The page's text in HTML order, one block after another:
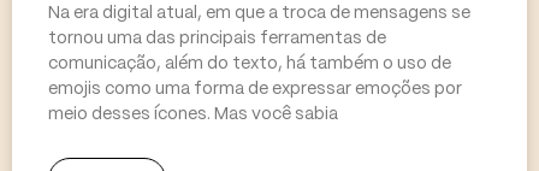
Na era digital atual, em que a troca de mensagens se
tornou uma das principais ferramentas de
comunicação, além do texto, há também o uso de
emojis como uma forma de expressar emoções por
meio desses ícones. Mas você sabia